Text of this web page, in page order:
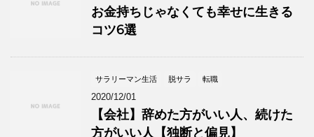
お金持ちじゃなくても幸せに生きる
コツ6選
サラリーマン生活 脱サラ 転職
2020/12/01
【会社】辞めた方がいい人、続けた
方がいい人【独断と偏見】